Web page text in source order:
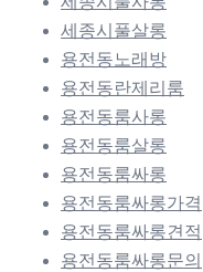
세종시풀살롱
용전동노래방
용전동란제리룸
용전동룸사롱
용전동룸살롱
용전동룸싸롱
용전동룸싸롱가격
용전동룸싸롱견적
용전동룸싸롱문의